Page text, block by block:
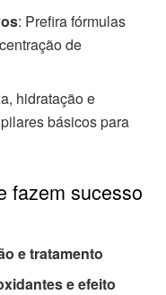
: Prefira fórmulas
de
hidratação e
básicos para
fazem sucesso
e tratamento
e efeito